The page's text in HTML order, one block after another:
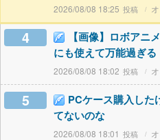
2026/08/08 18:25
4
【画像】ロボアニ
にも使えて万能過ぎる
2026/08/08 18:02
5
PCケース購入した
てないのな
2026/08/08 18:01